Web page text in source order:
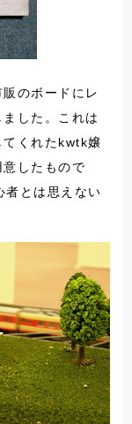
のボードにレ
した。これは
てくれたkwtk嬢
したもので
者とは思えない